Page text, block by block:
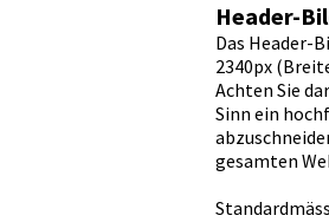
Header-
Das Header-
2340px
Achten Sie
Sinn ein
gesamten